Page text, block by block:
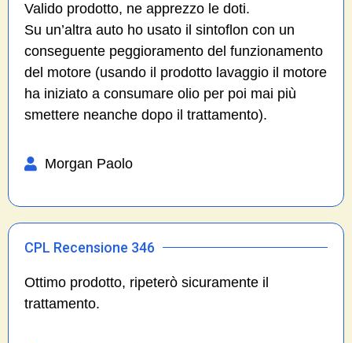
Valido prodotto, ne apprezzo le doti.
Su un’altra auto ho usato il sintoflon con un
conseguente peggioramento del funzionamento
del motore (usando il prodotto lavaggio il motore
ha iniziato a consumare olio per poi mai più
smettere neanche dopo il trattamento).
Morgan Paolo
CPL Recensione 346
Ottimo prodotto, ripeterò sicuramente il
trattamento.